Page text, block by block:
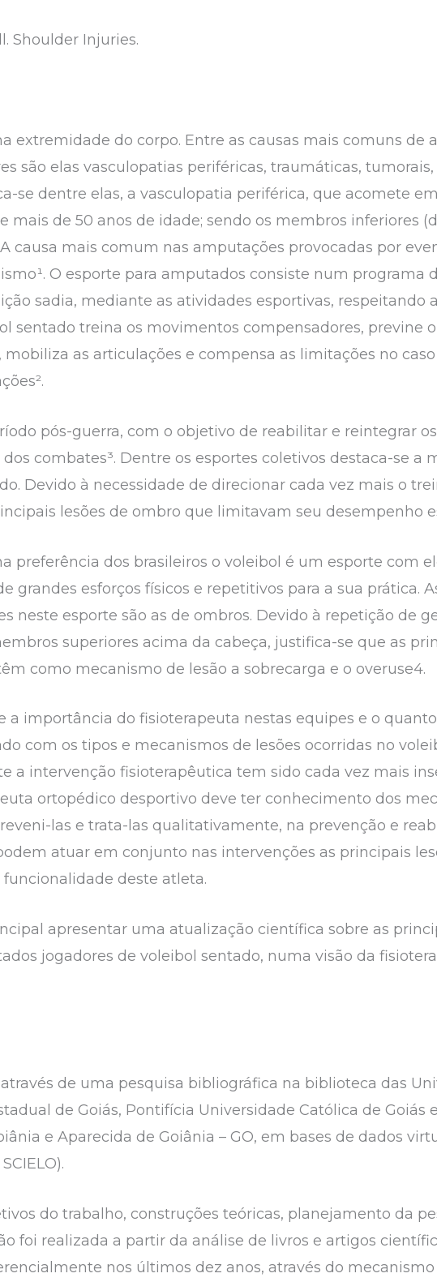
Shoulder Injuries.
extremidade do corpo. Entre as causas mais comuns de
são elas vasculopatias periféricas, traumáticas, tumorais,
se dentre elas, a vasculopatia periférica, que acomete
mais de 50 anos de idade; sendo os membros inferiores
causa mais comum nas amputações provocadas por
O esporte para amputados consiste num programa
sadia, mediante as atividades esportivas, respeitando
sentado treina os movimentos compensadores, previne o
as articulações e compensa as limitações no
pós-guerra, com o objetivo de reabilitar e reintegrar
combates³. Dentre os esportes coletivos destaca-se a
Devido à necessidade de direcionar cada vez mais o
lesões de ombro que limitavam seu desempenho
preferência dos brasileiros o voleibol é um esporte com
grandes esforços físicos e repetitivos para a sua prática.
neste esporte são as de ombros. Devido à repetição de
superiores acima da cabeça, justifica-se que as
como mecanismo de lesão a sobrecarga e o overuse4.
a importância do fisioterapeuta nestas equipes e o
com os tipos e mecanismos de lesões ocorridas no
a intervenção fisioterapêutica tem sido cada vez mais
ortopédico desportivo deve ter conhecimento dos
las e trata-las qualitativamente, na prevenção e
atuar em conjunto nas intervenções as principais
deste atleta.
apresentar uma atualização científica sobre as
jogadores de voleibol sentado, numa visão da
de uma pesquisa bibliográfica na biblioteca das
de Goiás, Pontifícia Universidade Católica de Goiás
e Aparecida de Goiânia – GO, em bases de dados
do trabalho, construções teóricas, planejamento da
foi realizada a partir da análise de livros e artigos
nos últimos dez anos, através do mecanismo